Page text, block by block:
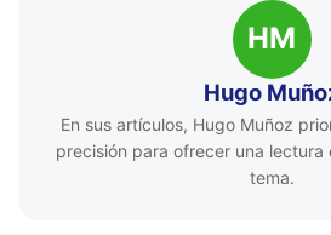
HM
Hugo
En sus artículos, Hugo Muñoz
precisión para ofrecer una
tema.